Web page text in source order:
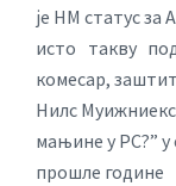
је НМ статус за
исто такву
комесар,
Нилс
мањине у РС?”
прошле године